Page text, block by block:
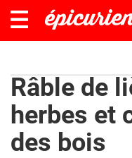
Râble de
herbes et
des bois